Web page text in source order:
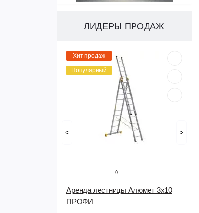
ЛИДЕРЫ ПРОДАЖ
Хит продаж
Популярный
0
Аренда лестницы Алюмет 3х10
ПРОФИ
< >